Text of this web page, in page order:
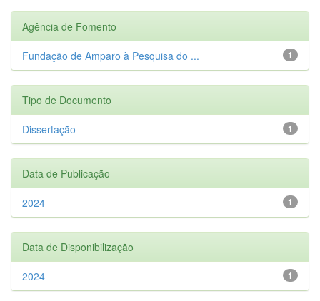
Agência de Fomento
1
Fundação de Amparo à Pesquisa do ...
Tipo de Documento
1
Dissertação
Data de Publicação
1
2024
Data de Disponibilização
1
2024